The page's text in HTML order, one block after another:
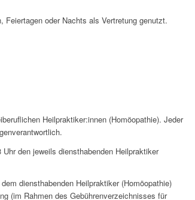
Feiertagen oder Nachts als Vertretung genutzt.
Heilpraktiker:innen (Homöopathie). Jeder
den jeweils diensthabenden Heilpraktiker
diensthabenden Heilpraktiker (Homöopathie)
(im Rahmen des Gebührenverzeichnisses für